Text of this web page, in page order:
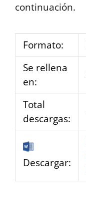
continuación.
Formato:
Se rellena
en:
Total
descargas:
Descargar: